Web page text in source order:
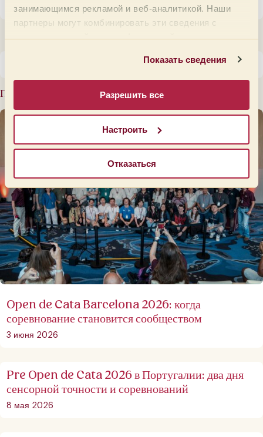
занимающимся рекламой и веб-аналитикой. Наши
партнеры могут комбинировать эти сведения с
предоставленной вами информацией, а также
Показать сведения
Разрешить все
Настроить
Отказаться
Последние сообщения
Open de Cata Barcelona 2026: когда
соревнование становится сообществом
3 июня 2026
Pre Open de Cata 2026 в Португалии: два дня
сенсорной точности и соревнований
8 мая 2026